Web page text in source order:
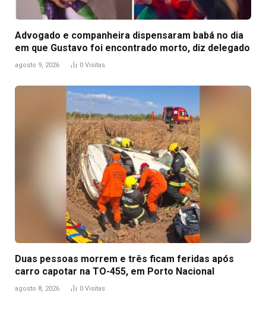
Advogado e companheira dispensaram babá no dia
em que Gustavo foi encontrado morto, diz delegado
agosto 9, 2026 0 Visitas
Duas pessoas morrem e três ficam feridas após
carro capotar na TO-455, em Porto Nacional
agosto 8, 2026 0 Visitas